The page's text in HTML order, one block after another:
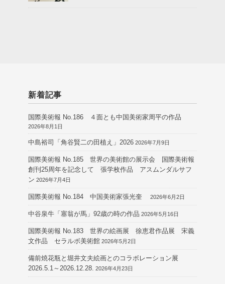
新着記事
国際美術報 No.186 ４面とも中国美術家周平の作品
2026年8月1日
中島裕司「角谷賢二の田植え」2026 2026年7月9日
国際美術報 No.185 世界の美術館の展示会 国際美術報
創刊25周年を記念して 張学枚作品 アスムンダルサフ
ン 2026年7月4日
国際美術報 No.184 中国美術家張光奎 2026年6月2日
中谷泉牛「塞翁が馬」92歳の時の作品 2026年5月16日
国際美術報 No.183 世界の絵画展 徐恵君作品展 宋義
文作品 セラルボ美術館 2026年5月2日
備前焼花瓶と堀井文夫絵画とのコラボレーション展
2026.5.1～2026.12.28. 2026年4月23日